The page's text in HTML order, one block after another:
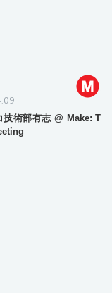
技術部有志 @ Make: T